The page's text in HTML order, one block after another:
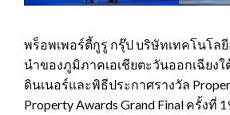
พร็อพเพอร์ตี้กูรู กรุ๊ป บริษัทเทคโนโล
นำของภูมิภาคเอเชียตะวันออกเฉียงใ
ดินเนอร์และพิธีประกาศรางวัล
Property Awards Grand Final ครั้งที่